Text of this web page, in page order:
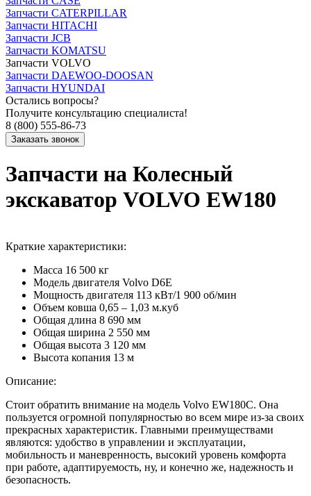
Запчасти CATERPILLAR
Запчасти HITACHI
Запчасти JCB
Запчасти KOMATSU
Запчасти VOLVO
Запчасти DAEWOO-DOOSAN
Запчасти HYUNDAI
Остались вопросы?
Получите консультацию специалиста!
8 (800) 555-86-73
Запчасти на Колесный
экскаватор VOLVO EW180
Краткие характеристики:
Масса 16 500 кг
Модель двигателя Volvo D6E
Мощность двигателя 113 кВт/1 900 об/мин
Объем ковша 0,65 – 1,03 м.куб
Общая длина 8 690 мм
Общая ширина 2 550 мм
Общая высота 3 120 мм
Высота копания 13 м
Описание:
Стоит обратить внимание на модель Volvo EW180C. Она
пользуется огромной популярностью во всем мире из-за своих
прекрасных характеристик. Главными преимуществами
являются: удобство в управлении и эксплуатации,
мобильность и маневренность, высокий уровень комфорта
при работе, адаптируемость, ну, и конечно же, надежность и
безопасность.